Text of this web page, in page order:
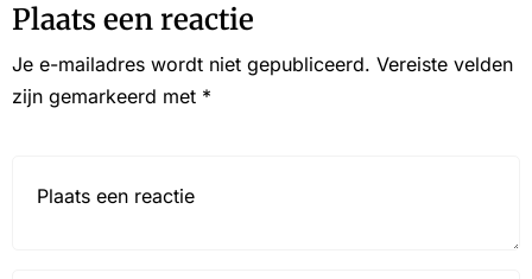
Plaats een reactie
Je e-mailadres wordt niet gepubliceerd. Vereiste velden
zijn gemarkeerd met *